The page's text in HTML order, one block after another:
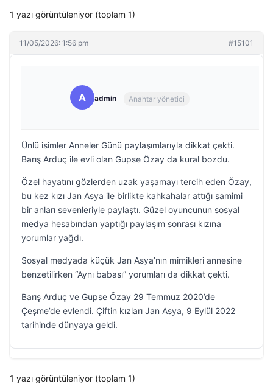
1 yazı görüntüleniyor (toplam 1)
11/05/2026: 1:56 pm #15101
A admin Anahtar yönetici
Ünlü isimler Anneler Günü paylaşımlarıyla dikkat çekti.
Barış Arduç ile evli olan Gupse Özay da kural bozdu.
Özel hayatını gözlerden uzak yaşamayı tercih eden Özay,
bu kez kızı Jan Asya ile birlikte kahkahalar attığı samimi
bir anları sevenleriyle paylaştı. Güzel oyuncunun sosyal
medya hesabından yaptığı paylaşım sonrası kızına
yorumlar yağdı.
Sosyal medyada küçük Jan Asya’nın mimikleri annesine
benzetilirken “Aynı babası” yorumları da dikkat çekti.
Barış Arduç ve Gupse Özay 29 Temmuz 2020’de
Çeşme’de evlendi. Çiftin kızları Jan Asya, 9 Eylül 2022
tarihinde dünyaya geldi.
1 yazı görüntüleniyor (toplam 1)